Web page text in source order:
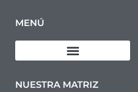
MENÚ
NUESTRA MATRIZ